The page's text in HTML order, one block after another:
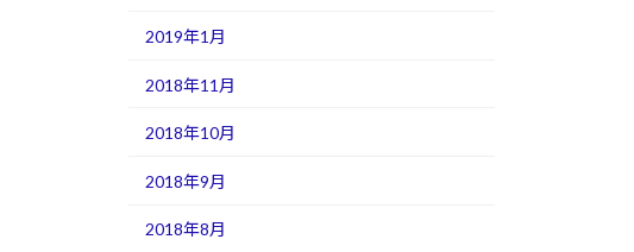
2019年1月
2018年11月
2018年10月
2018年9月
2018年8月